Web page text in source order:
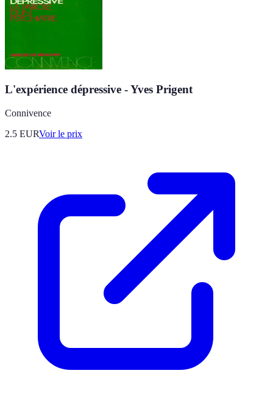
L'expérience dépressive - Yves Prigent
Connivence
2.5 EURVoir le prix